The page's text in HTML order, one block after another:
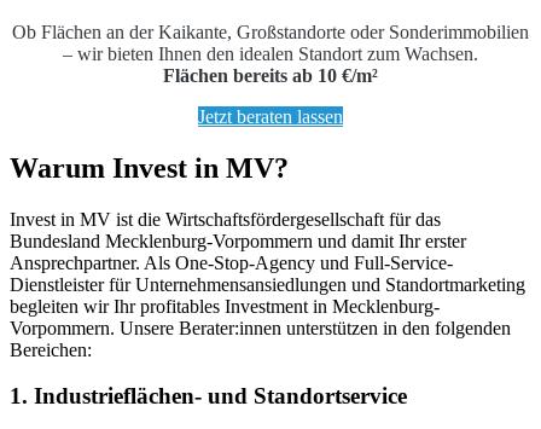
Ob Flächen an der Kaikante, Großstandorte oder Sonderimmobilien
– wir bieten Ihnen den idealen Standort zum Wachsen.
Flächen bereits ab 10 €/m²
Jetzt beraten lassen
Warum Invest in MV?
Invest in MV ist die Wirtschaftsfördergesellschaft für das
Bundesland Mecklenburg-Vorpommern und damit Ihr erster
Ansprechpartner. Als One-Stop-Agency und Full-Service-
Dienstleister für Unternehmensansiedlungen und Standortmarketing
begleiten wir Ihr profitables Investment in Mecklenburg-
Vorpommern. Unsere Berater:innen unterstützen in den folgenden
Bereichen:
1. Industrieflächen- und Standortservice